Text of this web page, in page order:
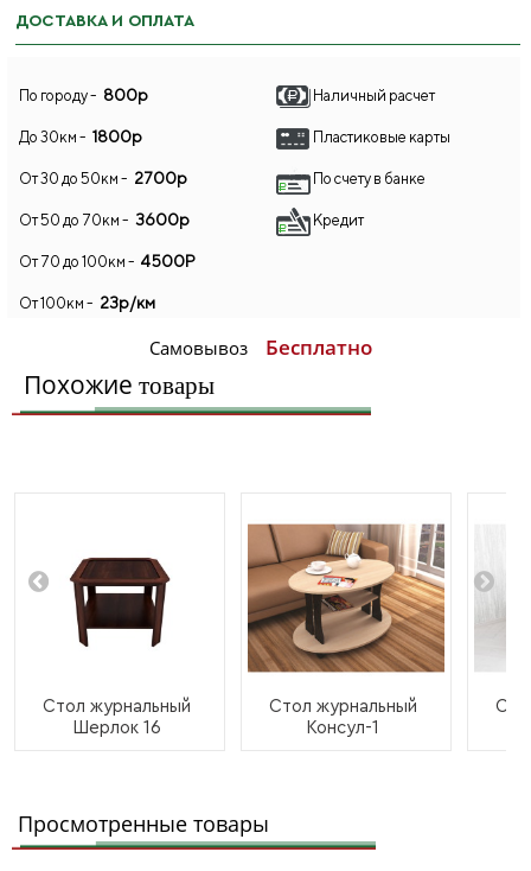
ДОСТАВКА И ОПЛАТА
По городу - 800р
До 30км - 1800р
От 30 до 50км - 2700р
От 50 до 70км - 3600р
От 70 до 100км - 4500Р
От 100км - 23р/км
Самовывоз Бесплатно
Наличный расчет
Пластиковые карты
По счету в банке
Кредит
Похожие товары
Стол журнальный
Шерлок 16
Стол журнальный
Консул-1
Просмотренные товары